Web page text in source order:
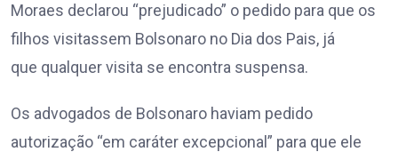
Moraes declarou “prejudicado” o pedido para que os
filhos visitassem Bolsonaro no Dia dos Pais, já
que qualquer visita se encontra suspensa.
Os advogados de Bolsonaro haviam pedido
autorização “em caráter excepcional” para que ele